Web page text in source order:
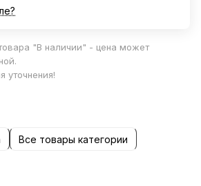
"В наличии" - цена может
уточнения!
Все товары категории